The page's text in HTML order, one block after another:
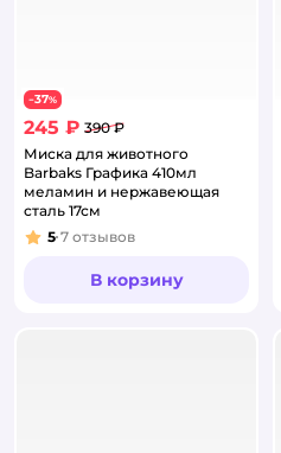
−37%
245 ₽ 390 ₽
Миска для животного
Barbaks Графика 410мл
меламин и нержавеющая
сталь 17см
Рейтинг:
5 7 отзывов
В корзину